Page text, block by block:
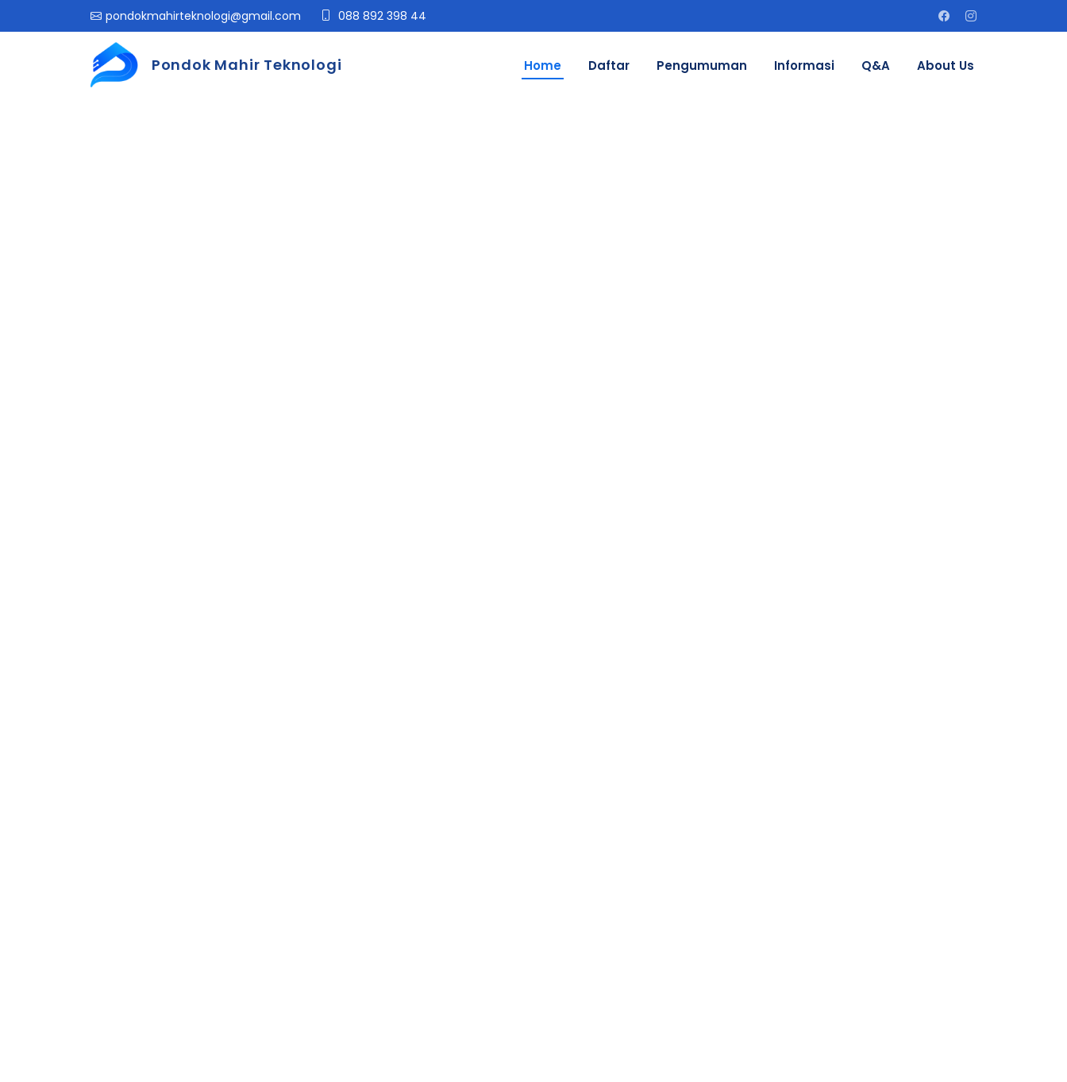
pondokmahirteknologi@gmail.com 088 892 398 44
Pondok Mahir Teknologi Home Daftar Pengumuman Informasi Q&A About Us